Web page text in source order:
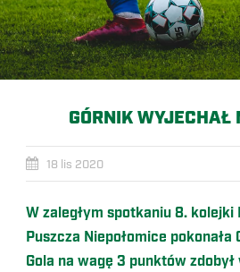
GÓRNIK WYJECHAŁ
18 lis 2020
W zaległym spotkaniu 8. kolejki
Puszcza Niepołomice pokonała
Gola na wagę 3 punktów